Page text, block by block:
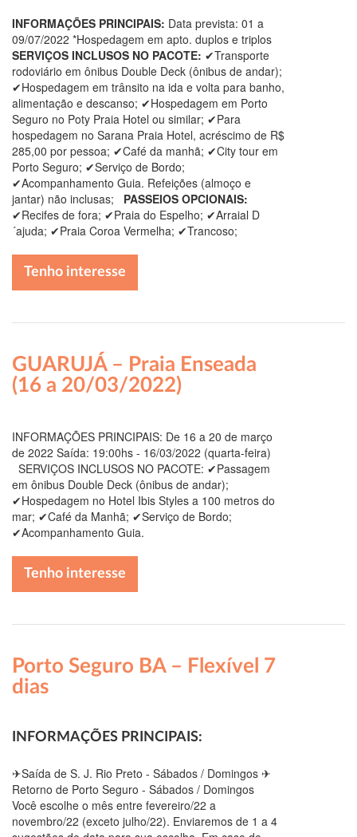
INFORMAÇÕES PRINCIPAIS: Data prevista: 01 a
09/07/2022 *Hospedagem em apto. duplos e triplos
SERVIÇOS INCLUSOS NO PACOTE: ✔Transporte
rodoviário em ônibus Double Deck (ônibus de andar);
✔Hospedagem em trânsito na ida e volta para banho,
alimentação e descanso; ✔Hospedagem em Porto
Seguro no Poty Praia Hotel ou similar; ✔Para
hospedagem no Sarana Praia Hotel, acréscimo de R$
285,00 por pessoa; ✔Café da manhã; ✔City tour em
Porto Seguro; ✔Serviço de Bordo;
✔Acompanhamento Guia. Refeições (almoço e
jantar) não inclusas; PASSEIOS OPCIONAIS:
✔Recifes de fora; ✔Praia do Espelho; ✔Arraial D
´ajuda; ✔Praia Coroa Vermelha; ✔Trancoso;
Tenho interesse
GUARUJÁ – Praia Enseada
(16 a 20/03/2022)
INFORMAÇÕES PRINCIPAIS: De 16 a 20 de março
de 2022 Saída: 19:00hs - 16/03/2022 (quarta-feira)
SERVIÇOS INCLUSOS NO PACOTE: ✔Passagem
em ônibus Double Deck (ônibus de andar);
✔Hospedagem no Hotel Ibis Styles a 100 metros do
mar; ✔Café da Manhã; ✔Serviço de Bordo;
✔Acompanhamento Guia.
Tenho interesse
Porto Seguro BA – Flexível 7
dias
INFORMAÇÕES PRINCIPAIS:
✈Saída de S. J. Rio Preto - Sábados / Domingos ✈
Retorno de Porto Seguro - Sábados / Domingos
Você escolhe o mês entre fevereiro/22 a
novembro/22 (exceto julho/22). Enviaremos de 1 a 4